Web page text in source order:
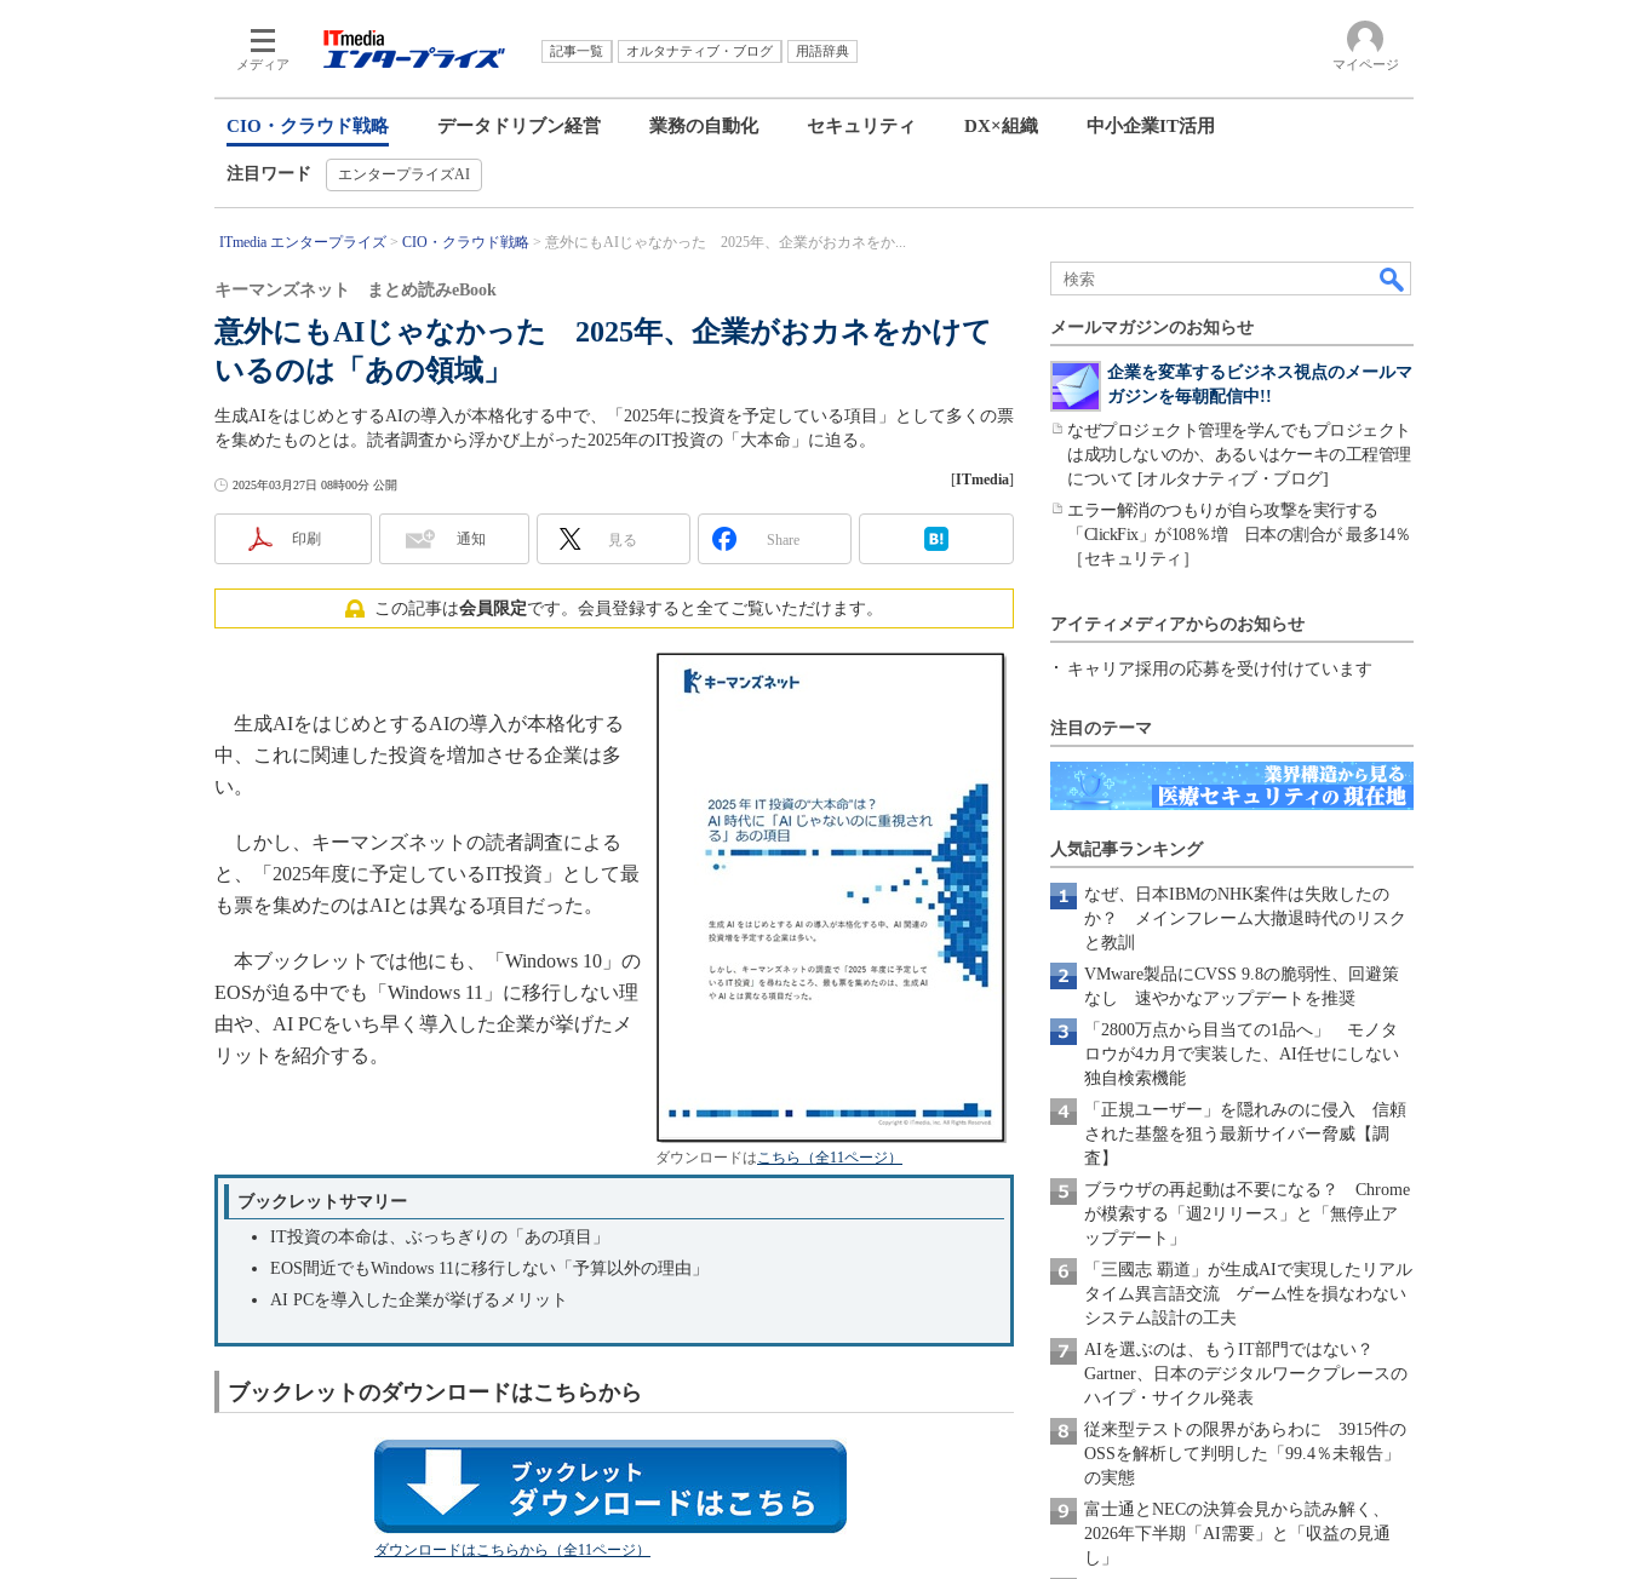
メディア
記事一覧 オルタナティブ・ブログ
用語辞典
マイページ
CIO・クラウド戦略 データドリブン経営 業務の自動化 セキュリティ DX×組織 中小企業IT活用
注目ワード エンタープライズAI
ITmedia エンタープライズ CIO・クラウド戦略 意外にもAIじゃなかった 2025年、企業がおカネをか...
意外にもAIじゃなかった 2025年、企業がおカネをかけて
いるのは「あの領域」
キーマンズネット まとめ読みeBook
生成AIをはじめとするAIの導入が本格化する中で、「2025年に投資を予定している項目」として多くの票
を集めたものとは。読者調査から浮かび上がった2025年のIT投資の「大本命」に迫る。
2025年03月27日 08時00分 公開 [ITmedia]
印刷 通知 見る Share
この記事は会員限定です。会員登録すると全てご覧いただけます。
ダウンロードはこちら（全11ページ）
生成AIをはじめとするAIの導入が本格化する
中、これに関連した投資を増加させる企業は多
い。
しかし、キーマンズネットの読者調査による
と、「2025年度に予定しているIT投資」として最
も票を集めたのはAIとは異なる項目だった。
本ブックレットでは他にも、「Windows 10」の
EOSが迫る中でも「Windows 11」に移行しない理
由や、AI PCをいち早く導入した企業が挙げたメ
リットを紹介する。
ブックレットサマリー
IT投資の本命は、ぶっちぎりの「あの項目」
EOS間近でもWindows 11に移行しない「予算以外の理由」
AI PCを導入した企業が挙げるメリット
ブックレットのダウンロードはこちらから
ダウンロードはこちらから（全11ページ）
メールマガジンのお知らせ
企業を変革するビジネス視点のメールマ
ガジンを毎朝配信中!!
なぜプロジェクト管理を学んでもプロジェクト
は成功しないのか、あるいはケーキの工程管理
について [オルタナティブ・ブログ]
エラー解消のつもりが自ら攻撃を実行する
「ClickFix」が108％増 日本の割合が 最多14％
［セキュリティ］
アイティメディアからのお知らせ
キャリア採用の応募を受け付けています
注目のテーマ
人気記事ランキング
なぜ、日本IBMのNHK案件は失敗したの
か？ メインフレーム大撤退時代のリスク
と教訓
VMware製品にCVSS 9.8の脆弱性、回避策
なし 速やかなアップデートを推奨
「2800万点から目当ての1品へ」 モノタ
ロウが4カ月で実装した、AI任せにしない
独自検索機能
「正規ユーザー」を隠れみのに侵入 信頼
された基盤を狙う最新サイバー脅威【調
査】
ブラウザの再起動は不要になる？ Chrome
が模索する「週2リリース」と「無停止ア
ップデート」
「三國志 覇道」が生成AIで実現したリアル
タイム異言語交流 ゲーム性を損なわない
システム設計の工夫
AIを選ぶのは、もうIT部門ではない？
Gartner、日本のデジタルワークプレースの
ハイプ・サイクル発表
従来型テストの限界があらわに 3915件の
OSSを解析して判明した「99.4％未報告」
の実態
富士通とNECの決算会見から読み解く、
2026年下半期「AI需要」と「収益の見通
し」